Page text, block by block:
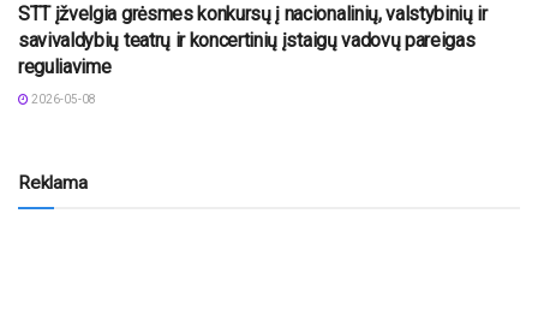
STT įžvelgia grėsmes konkursų į nacionalinių, valstybinių ir
savivaldybių teatrų ir koncertinių įstaigų vadovų pareigas
reguliavime
2026-05-08
Reklama